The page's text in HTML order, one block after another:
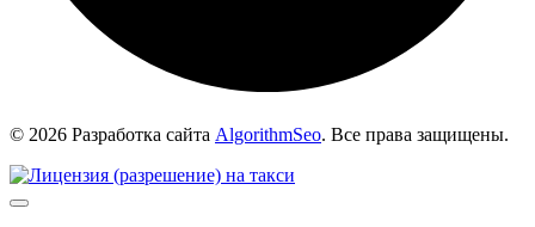
© 2026 Разработка сайта AlgorithmSeo. Все права защищены.